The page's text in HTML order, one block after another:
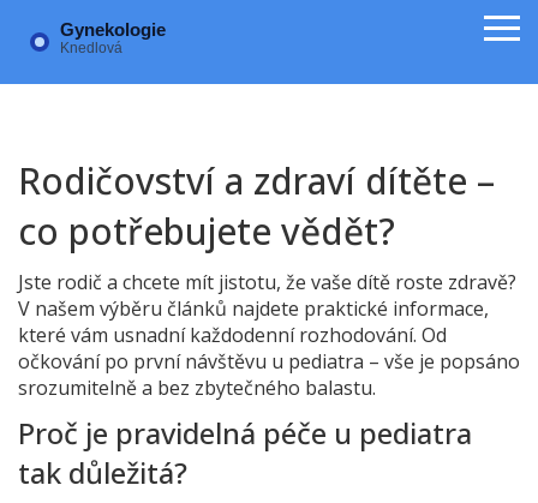
Rodičovství a zdraví dítěte –
co potřebujete vědět?
Jste rodič a chcete mít jistotu, že vaše dítě roste zdravě?
V našem výběru článků najdete praktické informace,
které vám usnadní každodenní rozhodování. Od
očkování po první návštěvu u pediatra – vše je popsáno
srozumitelně a bez zbytečného balastu.
Proč je pravidelná péče u pediatra
tak důležitá?